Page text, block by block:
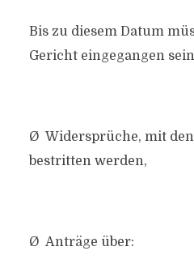
Bis zu diesem Datum
Gericht eingegangen
Ø Widersprüche, mit
bestritten werden,
Ø Anträge über: